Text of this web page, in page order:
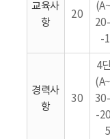
교육사
항
20
-
경력사
항
30
4
-
5